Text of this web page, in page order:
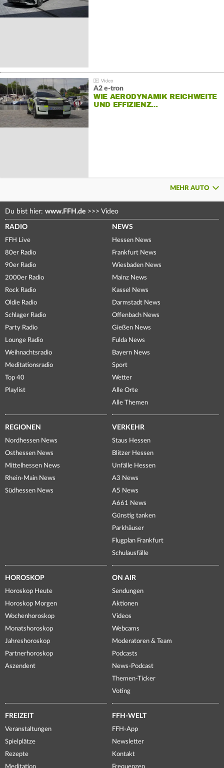
A2 e-tron
WIE AERODYNAMIK REICHWEITE
UND EFFIZIENZ…
MEHR AUTO
Du bist hier: www.FFH.de >>> Video
RADIO
FFH Live
80er Radio
90er Radio
2000er Radio
Rock Radio
Oldie Radio
Schlager Radio
Party Radio
Lounge Radio
Weihnachtsradio
Meditationsradio
Top 40
Playlist
NEWS
Hessen News
Frankfurt News
Wiesbaden News
Mainz News
Kassel News
Darmstadt News
Offenbach News
Gießen News
Fulda News
Bayern News
Sport
Wetter
Alle Orte
Alle Themen
REGIONEN
Nordhessen News
Osthessen News
Mittelhessen News
Rhein-Main News
Südhessen News
VERKEHR
Staus Hessen
Blitzer Hessen
Unfälle Hessen
A3 News
A5 News
A661 News
Günstig tanken
Parkhäuser
Flugplan Frankfurt
Schulausfälle
HOROSKOP
Horoskop Heute
Horoskop Morgen
Wochenhoroskop
Monatshoroskop
Jahreshoroskop
Partnerhoroskop
Aszendent
ON AIR
Sendungen
Aktionen
Videos
Webcams
Moderatoren & Team
Podcasts
News-Podcast
Themen-Ticker
Voting
FREIZEIT
Veranstaltungen
Spielplätze
Rezepte
Meditation
FFH-WELT
FFH-App
Newsletter
Kontakt
Frequenzen